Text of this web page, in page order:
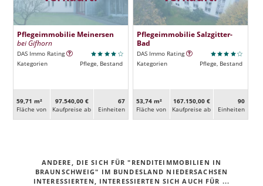
Pflegeimmobilie Meinersen
bei Gifhorn
DAS Immo Rating
Kategorien
Pflege, Bestand
59,71 m²
Fläche von
97.540,00 €
Kaufpreise ab
67
Ein­heiten
Pflegeimmobilie Salzgitter-
Bad
DAS Immo Rating
Kategorien
Pflege, Bestand
53,74 m²
Fläche von
167.150,00 €
Kaufpreise ab
90
Ein­heiten
ANDERE, DIE SICH FÜR "RENDITEIMMOBILIEN IN
BRAUNSCHWEIG" IM BUNDESLAND NIEDERSACHSEN
INTERESSIERTEN, INTERESSIERTEN SICH AUCH FÜR ...